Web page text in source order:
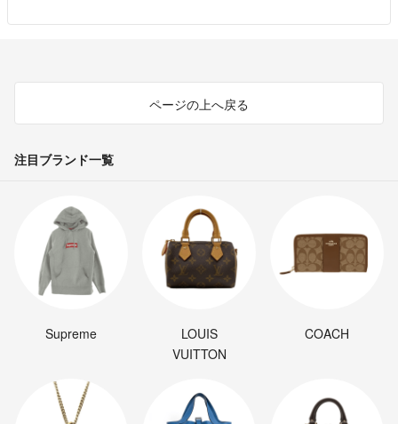
HDMI、USB3.0x2、USB3.1 Type-Cx1、SDスロット、Webカメラ
り後はすぐに使い始めることができます。
★商品の状態について
・目立つキズや塗装剥がれ
・液晶の表示に影響するキズ／ホワイトスポット／ドット抜け
・バッテリーの大幅な消耗 他
★アフターサポートとご購入者さま特典
○ カスタマイズ（ＳＳＤ、メモリ容量UP）
○ リカバリメディアの作成
ページの上へ戻る
注目ブランド一覧
Supreme
LOUIS
VUITTON
COACH